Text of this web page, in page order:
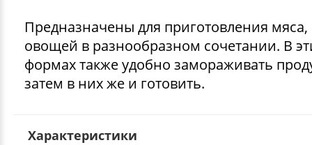
Предназначены для приготовления
овощей в разнообразном сочетании. В
формах также удобно замораживать
затем в них же и готовить.
Характеристики